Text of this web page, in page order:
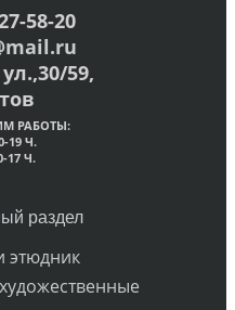
58-20
59,
РАБОТЫ:
19 Ч.
17 Ч.
раздел
этюдник